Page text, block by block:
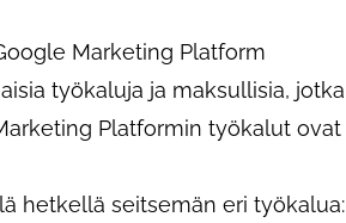
Marketing Platform
työkaluja ja maksullisia, jotka
Platformin työkalut ovat
hetkellä seitsemän eri työkalua: